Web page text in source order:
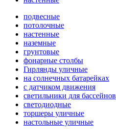
подвесные
потолочные
настенные
наземные
грунтовые
фонарные столбы
Гирлянды уличные
на солнечных батарейках
с датчиком движения
светильники для бассейнов
светодиодные
торшеры уличные
настольные уличные